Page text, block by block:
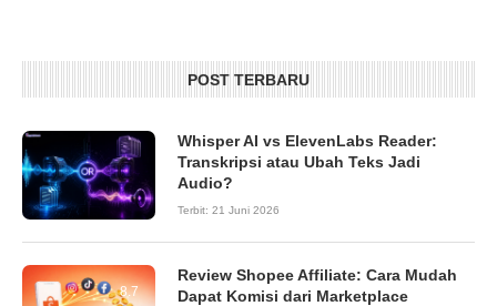
POST TERBARU
Whisper AI vs ElevenLabs Reader:
Transkripsi atau Ubah Teks Jadi
Audio?
Terbit: 21 Juni 2026
8.7
Review Shopee Affiliate: Cara Mudah
Dapat Komisi dari Marketplace